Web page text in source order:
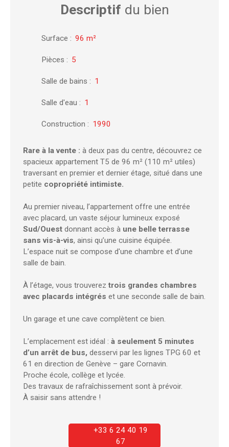
Descriptif du bien
Surface : 96 m²
Pièces : 5
Salle de bains : 1
Salle d'eau : 1
Construction : 1990
Rare à la vente : à deux pas du centre, découvrez ce
spacieux appartement T5 de 96 m² (110 m² utiles)
traversant en premier et dernier étage, situé dans une
petite copropriété intimiste.
Au premier niveau, l’appartement offre une entrée
avec placard, un vaste séjour lumineux exposé
Sud/Ouest donnant accès à une belle terrasse
sans vis-à-vis, ainsi qu’une cuisine équipée.
L’espace nuit se compose d'une chambre et d’une
salle de bain.
À l’étage, vous trouverez trois grandes chambres
avec placards intégrés et une seconde salle de bain.
Un garage et une cave complètent ce bien.
L’emplacement est idéal : à seulement 5 minutes
d’un arrêt de bus, desservi par les lignes TPG 60 et
61 en direction de Genève – gare Cornavin.
Proche école, collège et lycée.
Des travaux de rafraîchissement sont à prévoir.
À saisir sans attendre !
+33 6 24 40 19
67